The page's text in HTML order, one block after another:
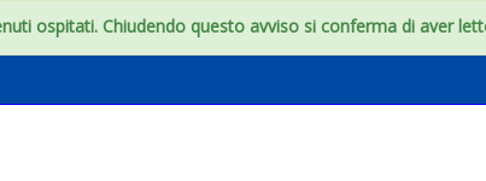
ospitati. Chiudendo questo avviso si conferma di aver